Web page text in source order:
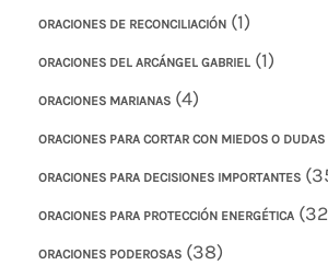
ORACIONES DE RECONCILIACIÓN (1)
ORACIONES DEL ARCÁNGEL GABRIEL (1)
ORACIONES MARIANAS (4)
ORACIONES PARA CORTAR CON MIEDOS O DUDAS
ORACIONES PARA DECISIONES IMPORTANTES
ORACIONES PARA PROTECCIÓN ENERGÉTICA
ORACIONES PODEROSAS (38)